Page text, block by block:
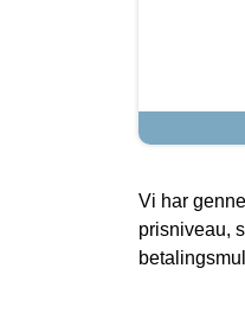
Vi har
prisniveau,